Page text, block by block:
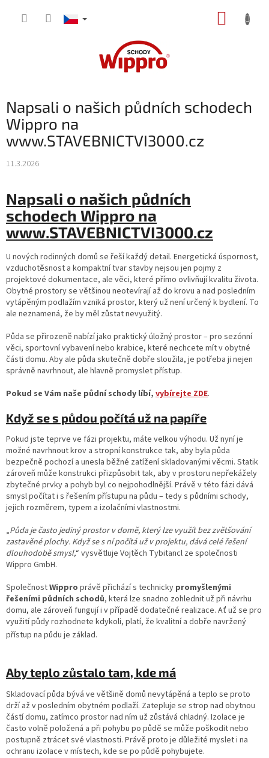
Napsali o našich půdních schodech
Wippro na
www.STAVEBNICTVI3000.cz
11.3.2026
Napsali o našich půdních
schodech Wippro na
www.STAVEBNICTVI3000.cz
U nových rodinných domů se řeší každý detail. Energetická úspornost,
vzduchotěsnost a kompaktní tvar stavby nejsou jen pojmy z
projektové dokumentace, ale věci, které přímo ovlivňují kvalitu života.
Obytné prostory se většinou neotevírají až do krovu a nad posledním
vytápěným podlažím vzniká prostor, který už není určený k bydlení. To
ale neznamená, že by měl zůstat nevyužitý.
Půda se přirozeně nabízí jako praktický úložný prostor – pro sezónní
věci, sportovní vybavení nebo krabice, které nechcete mít v obytné
části domu. Aby ale půda skutečně dobře sloužila, je potřeba ji nejen
správně navrhnout, ale hlavně promyslet přístup.
Pokud se Vám naše půdní schody líbí, vybírejte ZDE.
Když se s půdou počítá už na papíře
Pokud jste teprve ve fázi projektu, máte velkou výhodu. Už nyní je
možné navrhnout krov a stropní konstrukce tak, aby byla půda
bezpečně pochozí a unesla běžné zatížení skladovanými věcmi. Statik
zároveň může konstrukci přizpůsobit tak, aby v prostoru nepřekážely
zbytečné prvky a pohyb byl co nejpohodlnější. Právě v této fázi dává
smysl počítat i s řešením přístupu na půdu – tedy s půdními schody,
jejich rozměrem, typem a izolačními vlastnostmi.
„Půda je často jediný prostor v domě, který lze využít bez zvětšování
zastavěné plochy. Když se s ní počítá už v projektu, dává celé řešení
dlouhodobě smysl,“ vysvětluje Vojtěch Tybitancl ze společnosti
Wippro GmbH.
SpolečnostWippro právě přichází s technicky promyšlenými
řešeními půdních schodů, která lze snadno zohlednit už při návrhu
domu, ale zároveň fungují i v případě dodatečné realizace. Ať už se pro
využití půdy rozhodnete kdykoli, platí, že kvalitní a dobře navržený
přístup na půdu je základ.
Aby teplo zůstalo tam, kde má
Skladovací půda bývá ve většině domů nevytápěná a teplo se proto
drží až v posledním obytném podlaží. Zatepluje se strop nad obytnou
částí domu, zatímco prostor nad ním už zůstává chladný. Izolace je
často volně položená a při pohybu po půdě se může poškodit nebo
postupně ztrácet své vlastnosti. Právě proto je důležité myslet i na
ochranu izolace v místech, kde se po půdě pohybujete.